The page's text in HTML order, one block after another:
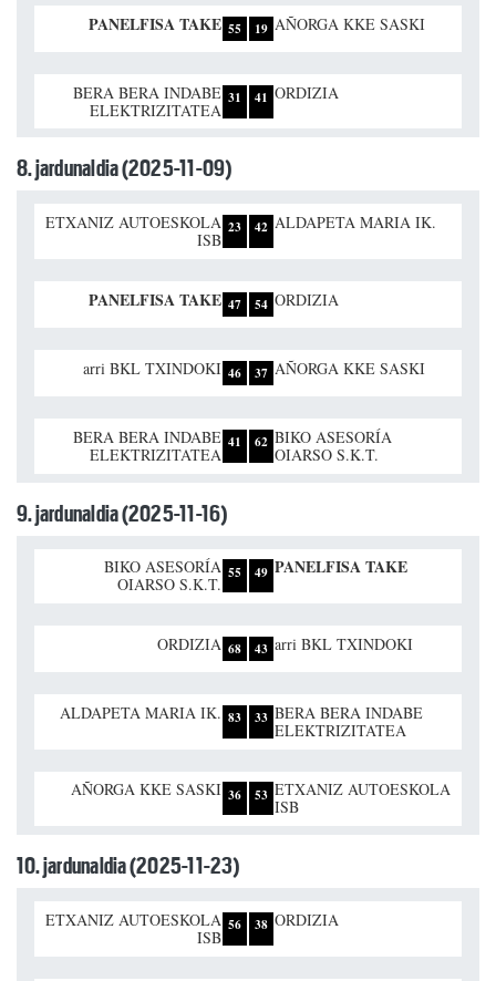
PANELFISA TAKE 55 19 AÑORGA KKE SASKI
BERA BERA INDABE
ELEKTRIZITATEA
31 41 ORDIZIA
8. jardunaldia (2025-11-09)
ETXANIZ AUTOESKOLA
ISB
23 42 ALDAPETA MARIA IK.
PANELFISA TAKE 47 54 ORDIZIA
arri BKL TXINDOKI 46 37 AÑORGA KKE SASKI
BERA BERA INDABE
ELEKTRIZITATEA
41 62 BIKO ASESORÍA
OIARSO S.K.T.
9. jardunaldia (2025-11-16)
BIKO ASESORÍA
OIARSO S.K.T.
55 49 PANELFISA TAKE
ORDIZIA 68 43 arri BKL TXINDOKI
ALDAPETA MARIA IK. 83 33 BERA BERA INDABE
ELEKTRIZITATEA
AÑORGA KKE SASKI 36 53 ETXANIZ AUTOESKOLA
ISB
10. jardunaldia (2025-11-23)
ETXANIZ AUTOESKOLA
ISB
56 38 ORDIZIA